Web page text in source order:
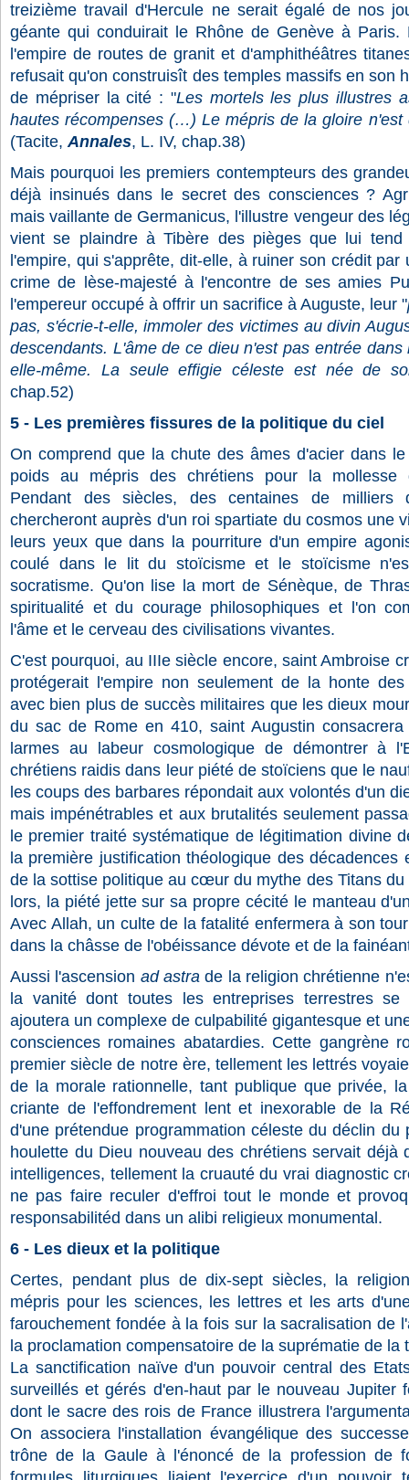
treizième travail d'Hercule ne serait égalé de nos
géante qui conduirait le Rhône de Genève à
l'empire de routes de granit et d'amphithéâtres
refusait qu'on construisît des temples massifs en son
de mépriser la cité : "Les mortels les plus illustres
hautes récompenses (…) Le mépris de la gloire n'est
(Tacite, Annales, L. IV, chap.38)
Mais pourquoi les premiers contempteurs des
déjà insinués dans le secret des consciences ?
mais vaillante de Germanicus, l'illustre vengeur des
vient se plaindre à Tibère des pièges que lui tend
l'empire, qui s'apprête, dit-elle, à ruiner son crédit
crime de lèse-majesté à l'encontre de ses amies
l'empereur occupé à offrir un sacrifice à Auguste, leur "
pas, s'écrie-t-elle, immoler des victimes au divin
descendants. L'âme de ce dieu n'est pas entrée
elle-même. La seule effigie céleste est née de
chap.52)
5 - Les premières fissures de la politique du ciel
On comprend que la chute des âmes d'acier dans
poids au mépris des chrétiens pour la mollesse
Pendant des siècles, des centaines de milliers
chercheront auprès d'un roi spartiate du cosmos une
leurs yeux que dans la pourriture d'un empire
coulé dans le lit du stoïcisme et le stoïcisme
socratisme. Qu'on lise la mort de Sénèque, de
spiritualité et du courage philosophiques et l'on
l'âme et le cerveau des civilisations vivantes.
C'est pourquoi, au IIIe siècle encore, saint Ambroise
protégerait l'empire non seulement de la honte
avec bien plus de succès militaires que les dieux
du sac de Rome en 410, saint Augustin
larmes au labeur cosmologique de démontrer à
chrétiens raidis dans leur piété de stoïciens que le
les coups des barbares répondait aux volontés d'un
mais impénétrables et aux brutalités seulement
le premier traité systématique de légitimation divine
la première justification théologique des décadences
de la sottise politique au cœur du mythe des Titans
lors, la piété jette sur sa propre cécité le manteau
Avec Allah, un culte de la fatalité enfermera à son
dans la châsse de l'obéissance dévote et de la
Aussi l'ascension ad astra de la religion chrétienne
la vanité dont toutes les entreprises terrestres
ajoutera un complexe de culpabilité gigantesque et
consciences romaines abatardies. Cette gangrène
premier siècle de notre ère, tellement les lettrés
de la morale rationnelle, tant publique que privée,
criante de l'effondrement lent et inexorable de la
d'une prétendue programmation céleste du déclin du
houlette du Dieu nouveau des chrétiens servait déjà
intelligences, tellement la cruauté du vrai diagnostic
ne pas faire reculer d'effroi tout le monde et
responsabilitéd dans un alibi religieux monumental.
6 - Les dieux et la politique
Certes, pendant plus de dix-sept siècles, la
mépris pour les sciences, les lettres et les arts
farouchement fondée à la fois sur la sacralisation de
la proclamation compensatoire de la suprématie de
La sanctification naïve d'un pouvoir central des
surveillés et gérés d'en-haut par le nouveau Jupiter
dont le sacre des rois de France illustrera
On associera l'installation évangélique des
trône de la Gaule à l'énoncé de la profession de